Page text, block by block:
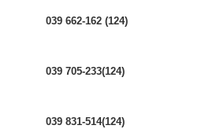
039 662-162 (124)
039 705-233(124)
039 831-514(124)